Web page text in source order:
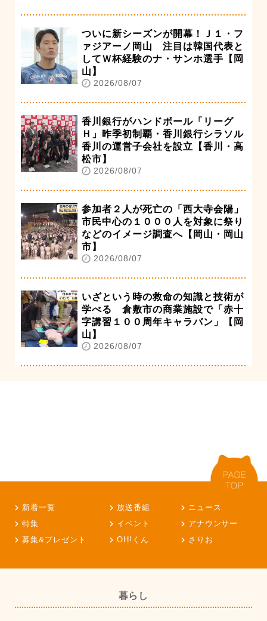
ついに新シーズンが開幕！Ｊ１・フ
ァジアーノ岡山 注目は韓国代表と
してＷ杯経験のナ・サンホ選手【岡
山】
2026/08/07
香川銀行がハンドボール「リーグ
Ｈ」昨季初制覇・香川銀行シラソル
香川の運営子会社を設立【香川・高
松市】
2026/08/07
参加者２人が死亡の「西大寺会陽」
市民中心の１０００人を対象に祭り
などのイメージ調査へ【岡山・岡山
市】
2026/08/07
いざという時の救命の知識と技術が
学べる 倉敷市の商業施設で「赤十
字講習１００周年キャラバン」【岡
山】
2026/08/07
新着一覧 放送番組
ニュース
特集
イベント
アナウンサー
募集&プレゼント
OH!くん さりお
暮らし